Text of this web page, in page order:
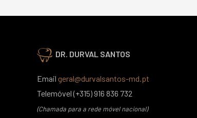
DR. DURVAL SANTOS
Email geral@durvalsantos-md.pt
Telemóvel (+315) 916 836 732
(Chamada para a rede móvel nacional)